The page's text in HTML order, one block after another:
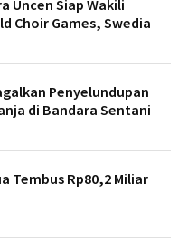
Uncen Siap Wakili
Choir Games, Swedia
Penyelundupan
di Bandara Sentani
Tembus Rp80,2 Miliar